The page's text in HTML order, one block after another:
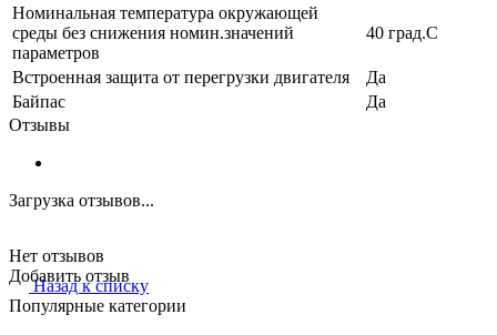
Номинальная температура окружающей
среды без снижения номин.значений
параметров
40 град.C
Встроенная защита от перегрузки двигателя
Да
Байпас
Да
Отзывы
Загрузка отзывов...
Нет отзывов
Добавить отзыв
Назад к списку
Популярные категории